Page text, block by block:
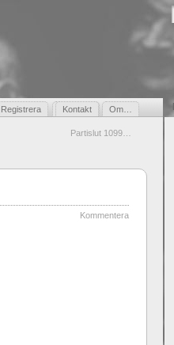
Registrera Kontakt Om…
Gästbok
Partislut 1099…
Kommentera